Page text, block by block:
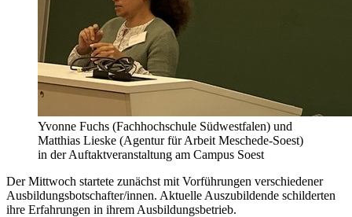
Yvonne Fuchs (Fachhochschule Südwestfalen) und
Matthias Lieske (Agentur für Arbeit Meschede-Soest)
in der Auftaktveranstaltung am Campus Soest
Der Mittwoch startete zunächst mit Vorführungen verschiedener
Ausbildungsbotschafter/innen. Aktuelle Auszubildende schilderten
ihre Erfahrungen in ihrem Ausbildungsbetrieb.